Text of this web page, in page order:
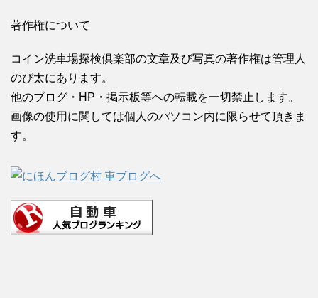
著作権について
コイン洗車場探検倶楽部の文章及び写真の著作権は管理人
のび太にあります。
他のブログ・HP・掲示板等への転載を一切禁止します。
画像の使用に関しては個人のパソコン内に限らせて頂きま
す。